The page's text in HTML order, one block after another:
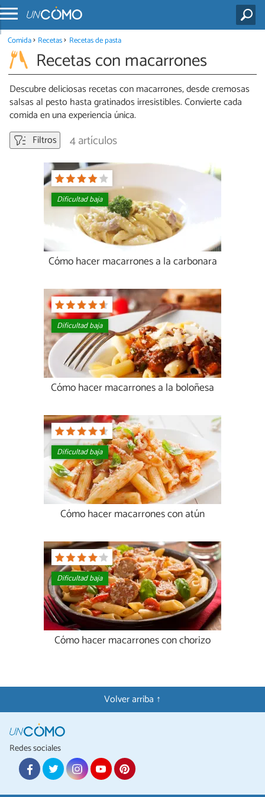
Comida Recetas Recetas de pasta
Recetas con macarrones
Descubre deliciosas recetas con macarrones, desde cremosas
salsas al pesto hasta gratinados irresistibles. Convierte cada
comida en una experiencia única.
Filtros
4 artículos
Dificultad baja
Cómo hacer macarrones a la carbonara
Dificultad baja
Cómo hacer macarrones a la boloñesa
Dificultad baja
Cómo hacer macarrones con atún
Dificultad baja
Cómo hacer macarrones con chorizo
Volver arriba ↑
Redes sociales